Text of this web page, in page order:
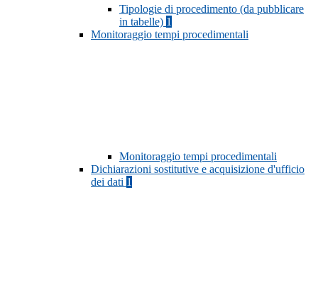
Tipologie di procedimento (da pubblicare
in tabelle) 1
Monitoraggio tempi procedimentali
Monitoraggio tempi procedimentali
Dichiarazioni sostitutive e acquisizione d'ufficio
dei dati 1